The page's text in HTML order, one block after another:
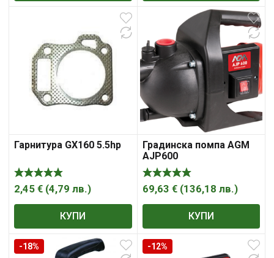
Гарнитура GX160 5.5hp
2,45 € (4,79 лв.)
КУПИ
Градинска помпа AGM
AJP600
69,63 € (136,18 лв.)
КУПИ
-18% -12%